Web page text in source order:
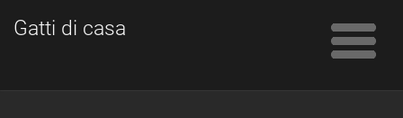
Gatti di casa